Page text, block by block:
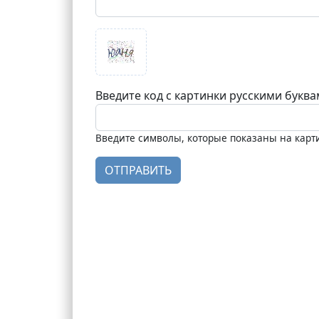
Введите код с картинки русскими
Введите символы, которые показаны на